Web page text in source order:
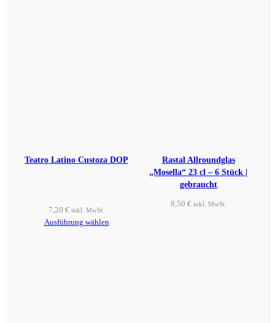
Teatro Latino Custoza DOP
7,20€ inkl. MwSt.
Ausführung wählen
Rastal Allroundglas
„Mosella“ 23 cl – 6 Stück |
gebraucht
8,50 € inkl. MwSt.